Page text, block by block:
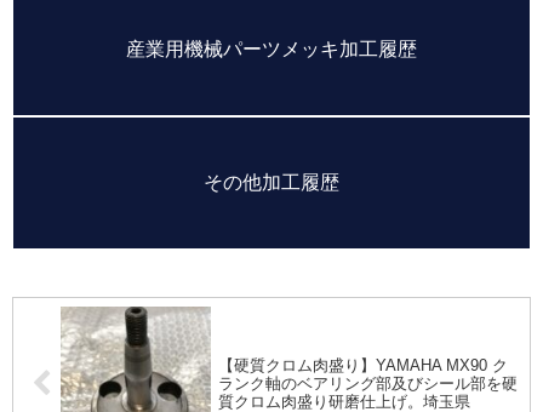
産業用機械パーツメッキ加工履歴
その他加工履歴
【硬質クロム肉盛り】YAMAHA MX90 ク
ランク軸のベアリング部及びシール部を硬
質クロム肉盛り研磨仕上げ。埼玉県